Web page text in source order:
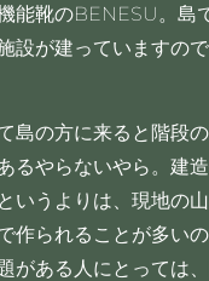
能靴のBENESU。島
設が建っていますの
島の方に来ると階段
るやらないやら。建造
いうよりは、現地の
作られることが多い
がある人にとっては